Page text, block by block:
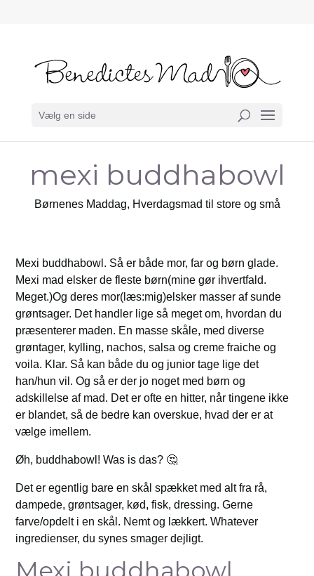
Vælg en side
mexi buddhabowl
Børnenes Maddag, Hverdagsmad til store og små
Mexi buddhabowl. Så er både mor, far og børn glade.
Mexi mad elsker de fleste børn(mine gør ihvertfald.
Meget.)Og deres mor(læs:mig)elsker masser af sunde
grøntsager. Det handler lige så meget om, hvordan du
præsenterer maden. En masse skåle, med diverse
grøntager, kylling, nachos, salsa og creme fraiche og
voila. Klar. Så kan både du og junior tage lige det
han/hun vil. Og så er der jo noget med børn og
adskillelse af mad. Det er ofte en hitter, når tingene ikke
er blandet, så de bedre kan overskue, hvad der er at
vælge imellem.
Øh, buddhabowl! Was is das? 🤔
Det er egentlig bare en skål spækket med alt fra rå,
dampede, grøntsager, kød, fisk, dressing. Gerne
farve/opdelt i en skål. Nemt og lækkert. Whatever
ingredienser, du synes smager dejligt.